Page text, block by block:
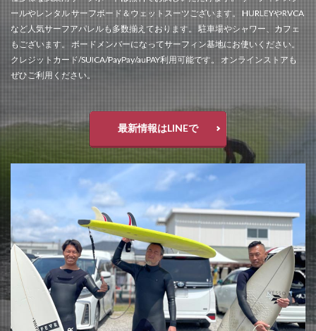
ールやレンタル サーフボード＆ウェットスーツございます。 HURLEYやRVCA
など人気サーフアパレルも多数揃えております。 駐車場やシャワー、カフェ
もございます。 ボードメンバーになってサーフィン基地にお使いください。
クレジットカード/SUICA/PayPay/auPAY利用可能です。 オンラインストアも
ぜひご利用ください。
最新情報はLINEで